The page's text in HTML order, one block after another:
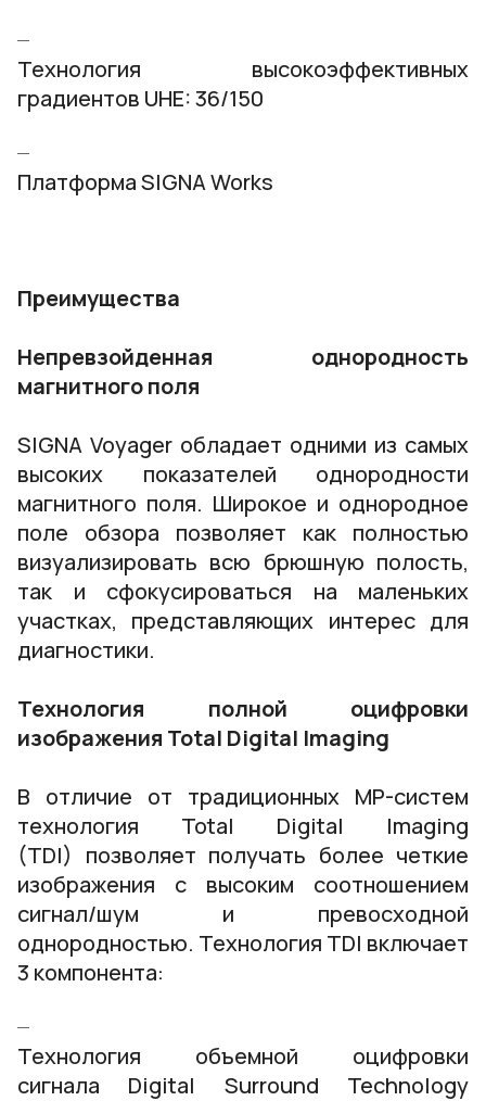
Технология высокоэффективных
градиентов UHE: 36/150
Платформа SIGNA Works
Преимущества
Непревзойденная однородность
магнитного поля
SIGNA Voyager обладает одними из самых
высоких показателей однородности
магнитного поля. Широкое и однородное
поле обзора позволяет как полностью
визуализировать всю брюшную полость,
так и сфокусироваться на маленьких
участках, представляющих интерес для
диагностики.
Технология полной оцифровки
изображения Total Digital Imaging
В отличие от традиционных МР-систем
технология Total Digital Imaging
(TDI) позволяет получать более четкие
изображения с высоким соотношением
сигнал/шум и превосходной
однородностью. Технология TDI включает
3 компонента:
Технология объемной оцифровки
сигнала Digital Surround Technology